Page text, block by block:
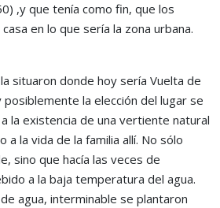
,y que tenía como fin, que los
en lo que sería la zona urbana.
situaron donde hoy sería Vuelta de
posiblemente la elección del lugar se
la existencia de una vertiente natural
a la vida de la familia allí. No sólo
sino que hacía las veces de
a la baja temperatura del agua.
agua, interminable se plantaron